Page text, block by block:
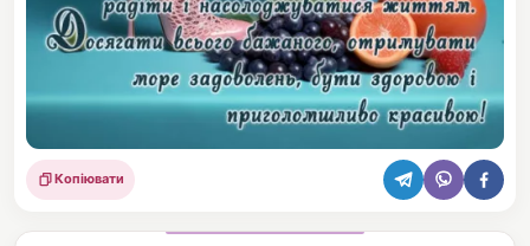
Поділитися
Копіювати